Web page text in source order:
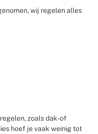
wij regelen alles
zoals dak- of
hoef je vaak weinig tot